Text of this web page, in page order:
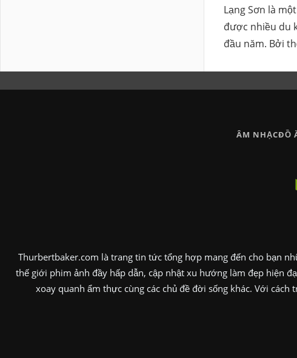
Lạng Sơn là
được nhiều du
đầu năm. Bởi
ÂM NHẠCĐỒ
Thurbertbaker.com là trang tin tức tổng hợp mang đến cho bạn
thế giới phim ảnh đầy hấp dẫn, cập nhật xu hướng làm đẹp hiện
xoay quanh ẩm thực cùng các chủ đề đời sống khác. Với